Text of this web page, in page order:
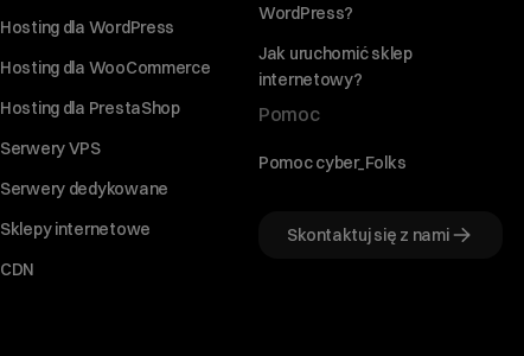
Hosting dla WordPress
Hosting dla WooCommerce
Hosting dla PrestaShop
Serwery VPS
Serwery dedykowane
Sklepy internetowe
CDN
WordPress?
Jak uruchomić sklep
internetowy?
Pomoc
Pomoc cyber_Folks
Skontaktuj się z nami